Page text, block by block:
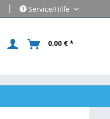
| Service/Hilfe
0,00 € *